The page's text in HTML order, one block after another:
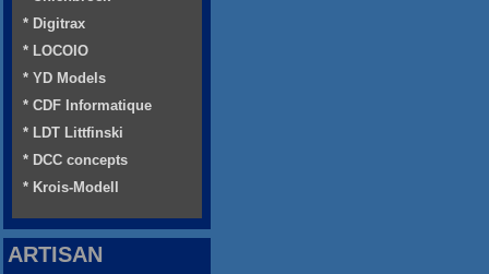
* Digitrax
* LOCOIO
* YD Models
* CDF Informatique
* LDT Littfinski
* DCC concepts
* Krois-Modell
ARTISAN